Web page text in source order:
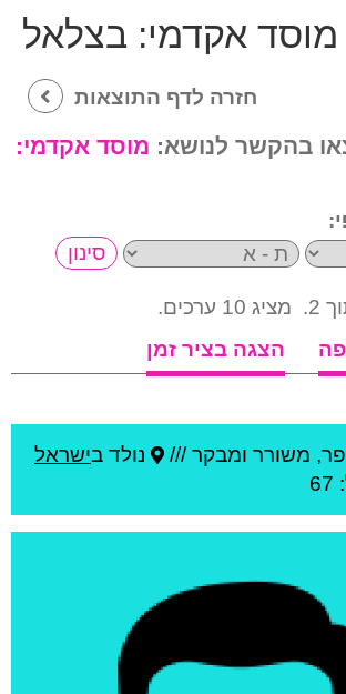
מוסד אקדמי: בצלאל
חזרה לדף התוצאות
מוסד אקדמי:
2.
מציג 10 ערכים.
הצגה בציר זמן
משורר ומבקר /// נולד בישראל